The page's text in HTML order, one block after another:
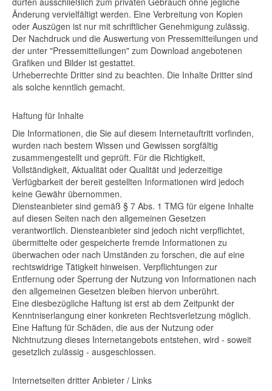
Änderung vervielfältigt werden. Eine Verbreitung von Kopien
oder Auszügen ist nur mit schriftlicher Genehmigung zulässig.
Der Nachdruck und die Auswertung von Pressemitteilungen und
der unter "Pressemitteilungen" zum Download angebotenen
Grafiken und Bilder ist gestattet.
Urheberrechte Dritter sind zu beachten. Die Inhalte Dritter sind
als solche kenntlich gemacht.
Haftung für Inhalte
Die Informationen, die Sie auf diesem Internetauftritt vorfinden,
wurden nach bestem Wissen und Gewissen sorgfältig
zusammengestellt und geprüft. Für die Richtigkeit,
Vollständigkeit, Aktualität oder Qualität und jederzeitige
Verfügbarkeit der bereit gestellten Informationen wird jedoch
keine Gewähr übernommen.
Diensteanbieter sind gemäß § 7 Abs. 1 TMG für eigene Inhalte
auf diesen Seiten nach den allgemeinen Gesetzen
verantwortlich. Diensteanbieter sind jedoch nicht verpflichtet,
übermittelte oder gespeicherte fremde Informationen zu
überwachen oder nach Umständen zu forschen, die auf eine
rechtswidrige Tätigkeit hinweisen. Verpflichtungen zur
Entfernung oder Sperrung der Nutzung von Informationen nach
den allgemeinen Gesetzen bleiben hiervon unberührt.
Eine diesbezügliche Haftung ist erst ab dem Zeitpunkt der
Kenntniserlangung einer konkreten Rechtsverletzung möglich.
Eine Haftung für Schäden, die aus der Nutzung oder
Nichtnutzung dieses Internetangebots entstehen, wird - soweit
gesetzlich zulässig - ausgeschlossen.
Internetseiten dritter Anbieter / Links